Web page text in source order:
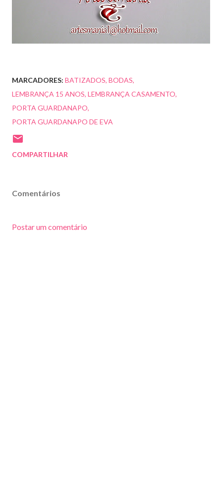
MARCADORES: BATIZADOS BODAS
LEMBRANÇA 15 ANOS LEMBRANÇA CASAMENTO
PORTA GUARDANAPO
PORTA GUARDANAPO DE EVA
COMPARTILHAR
Comentários
Postar um comentário